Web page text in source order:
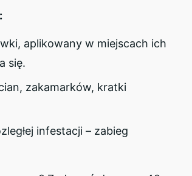
aplikowany w miejscach ich
się.
zakamarków, kratki
infestacji – zabieg